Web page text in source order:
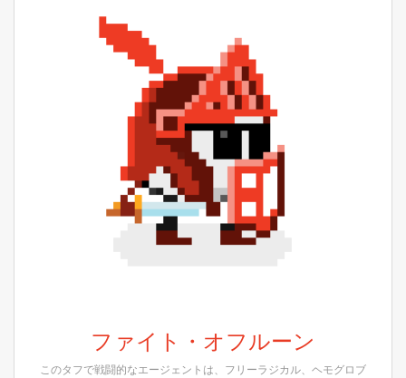
ファイト・オフルーン
このタフで戦闘的なエージェントは、フリーラジカル、ヘモグロブ